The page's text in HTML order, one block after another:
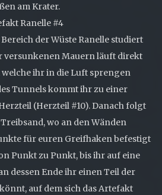
am Krater.
Ranelle #4
der Wüste Ranelle studiert
versunkenen Mauern läuft direkt
welche ihr in die Luft sprengen
Tunnels kommt ihr zu einer
(Herzteil #10). Danach folgt
wo an den Wänden
für euren Greifhaken befestigt
Punkt zu Punkt, bis ihr auf eine
dessen Ende ihr einen Teil der
auf dem sich das Artefakt